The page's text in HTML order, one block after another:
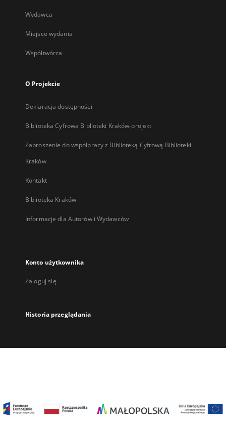
Wydawca
Miejsce wydania
Współtwórca
O Projekcie
Deklaracja dostępności
Biblioteka Cyfrowa Biblioteki Kraków-projekt
Zaproszenie do współpracy z Biblioteką Cyfrową Biblioteki
Kraków
Kontakt
Biblioteka Kraków
Informacje dla Autorów i Wydawców
Konto użytkownika
Zaloguj się
Historia przeglądania